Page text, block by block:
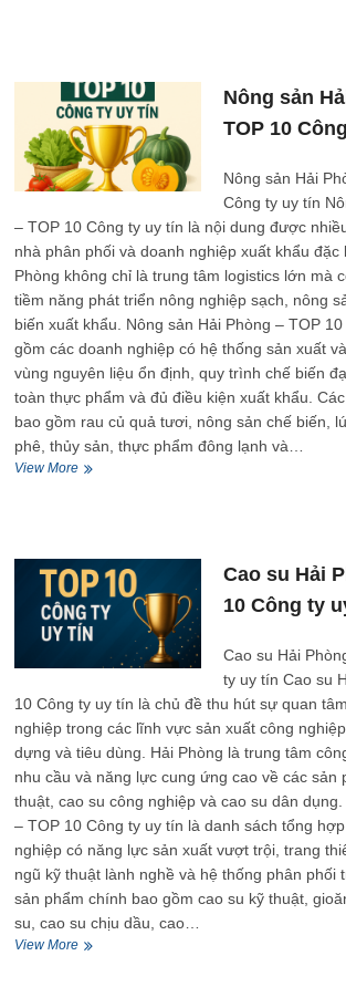
TOP
10
Công
ty
uy
tín
Nông sản
TOP 10
Nông sản Hải
Công ty uy tín
– TOP 10 Công ty uy tín là nội dung được
nhà phân phối và doanh nghiệp xuất khẩu đặc
Phòng không chỉ là trung tâm logistics lớn mà
tiềm năng phát triển nông nghiệp sạch, nông
biến xuất khẩu. Nông sản Hải Phòng – TOP
gồm các doanh nghiệp có hệ thống sản xuất
vùng nguyên liệu ổn định, quy trình chế biến
toàn thực phẩm và đủ điều kiện xuất khẩu.
bao gồm rau củ quả tươi, nông sản chế biến,
phê, thủy sản, thực phẩm đông lạnh và…
View MoreNông
TOP
10
Công
ty
uy
tín
Cao su Hải
10 Công ty
Cao su Hải
ty uy tín Cao su
10 Công ty uy tín là chủ đề thu hút sự quan
nghiệp trong các lĩnh vực sản xuất công
dựng và tiêu dùng. Hải Phòng là trung tâm
nhu cầu và năng lực cung ứng cao về các sản
thuật, cao su công nghiệp và cao su dân
– TOP 10 Công ty uy tín là danh sách tổng
nghiệp có năng lực sản xuất vượt trội, trang
ngũ kỹ thuật lành nghề và hệ thống phân phối
sản phẩm chính bao gồm cao su kỹ thuật,
su, cao su chịu dầu, cao…
View MoreCao